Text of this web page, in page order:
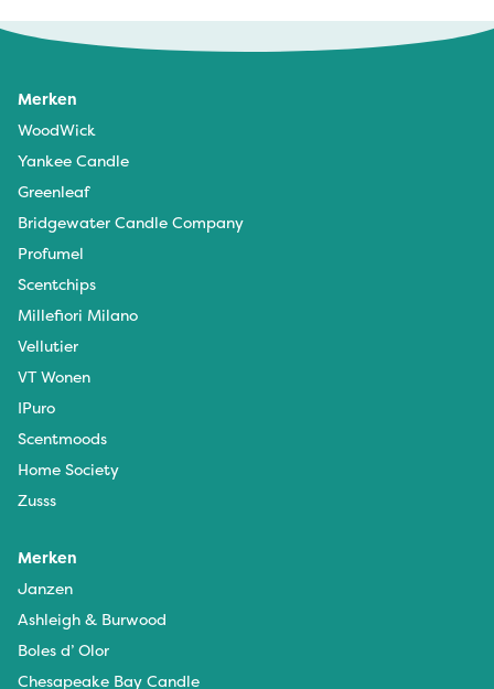
Merken
WoodWick
Yankee Candle
Greenleaf
Bridgewater Candle Company
Profumel
Scentchips
Millefiori Milano
Vellutier
VT Wonen
IPuro
Scentmoods
Home Society
Zusss
Merken
Janzen
Ashleigh & Burwood
Boles d’ Olor
Chesapeake Bay Candle